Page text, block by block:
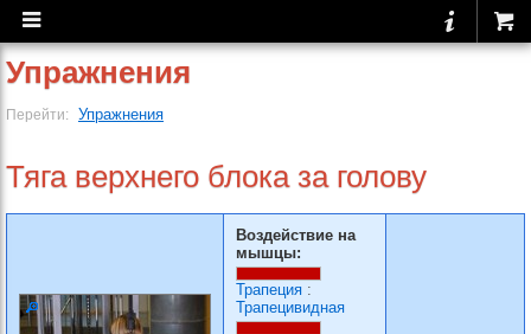
Упражнения
Перейти: Упражнения
Тяга верхнего блока за голову
Воздействие на
мышцы:
Трапеция :
Трапецивидная